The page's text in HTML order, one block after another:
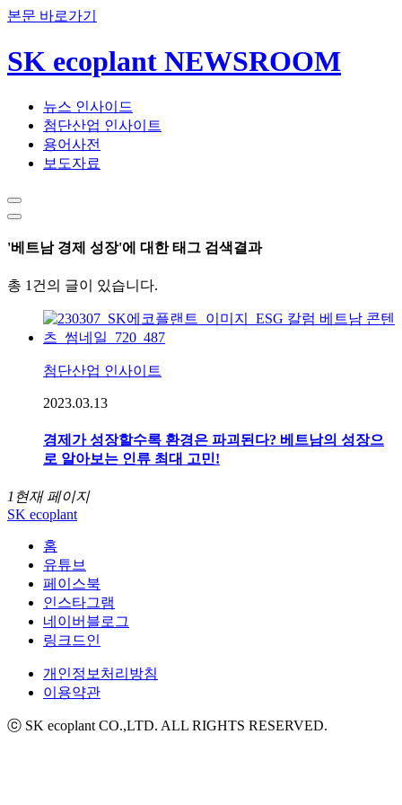
본문 바로가기
SK ecoplant NEWSROOM
뉴스 인사이드
첨단산업 인사이트
용어사전
보도자료
'베트남 경제 성장'에 대한 태그 검색결과
총 1건의 글이 있습니다.
첨단산업 인사이트
2023.03.13
경제가 성장할수록 환경은 파괴된다? 베트남의 성장으
로 알아보는 인류 최대 고민!
1 현재 페이지
SK ecoplant
홈
유튜브
페이스북
인스타그램
네이버블로그
링크드인
개인정보처리방침
이용약관
ⓒ SK ecoplant CO.,LTD. ALL RIGHTS RESERVED.